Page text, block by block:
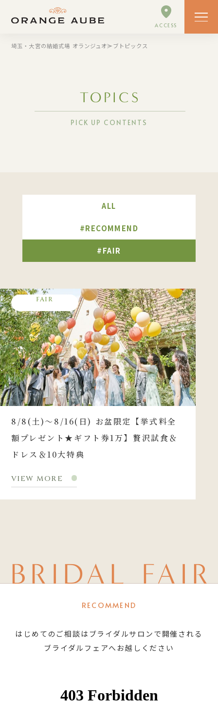
ACCESS
埼玉・大宮の結婚式場 オランジュオーブ トピックス
TOPICS
PICK UP CONTENTS
ALL
#RECOMMEND
#FAIR
FAIR
8/8(土)～8/16(日) お盆限定【挙式料全
額プレゼント★ギフト券1万】贅沢試食＆
ドレス＆10大特典
VIEW MORE
BRIDAL FAIR
RECOMMEND
はじめてのご相談はブライダルサロンで開催される
ブライダルフェアへお越しください